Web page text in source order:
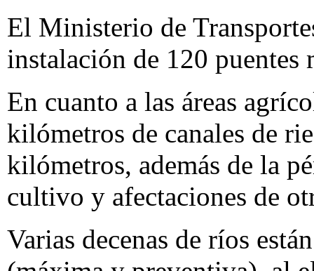
El Ministerio de
instalación de 120 puentes
En cuanto a las áreas
kilómetros de canales de
kilómetros, además de la
cultivo y afectaciones de
Varias decenas de ríos